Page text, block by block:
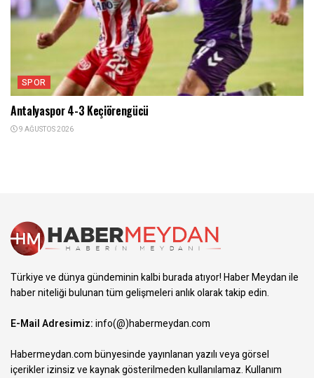
SPOR
Antalyaspor 4-3 Keçiörengücü
9 AĞUSTOS 2026
Türkiye ve dünya gündeminin kalbi burada atıyor! Haber Meydan ile
haber niteliği bulunan tüm gelişmeleri anlık olarak takip edin.
E-Mail Adresimiz:info(@)habermeydan.com
Habermeydan.com bünyesinde yayınlanan yazılı veya görsel
içerikler izinsiz ve kaynak gösterilmeden kullanılamaz.Kullanım